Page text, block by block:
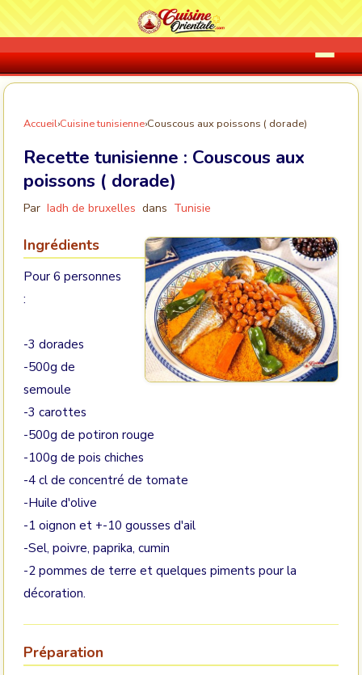
Accueil›Cuisine tunisienne›Couscous aux poissons ( dorade)
Recette tunisienne : Couscous aux
poissons ( dorade)
Par Iadh de bruxelles dans Tunisie
Ingrédients
Pour 6 personnes
:
-3 dorades
-500g de
semoule
-3 carottes
-500g de potiron rouge
-100g de pois chiches
-4 cl de concentré de tomate
-Huile d'olive
-1 oignon et +-10 gousses d'ail
-Sel, poivre, paprika, cumin
-2 pommes de terre et quelques piments pour la
décoration.
Préparation